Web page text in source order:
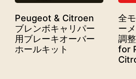
Peugeot & Citroen
ブレンボキャリパー
用ブレーキオーバー
ホールキット
全
ー
調
for